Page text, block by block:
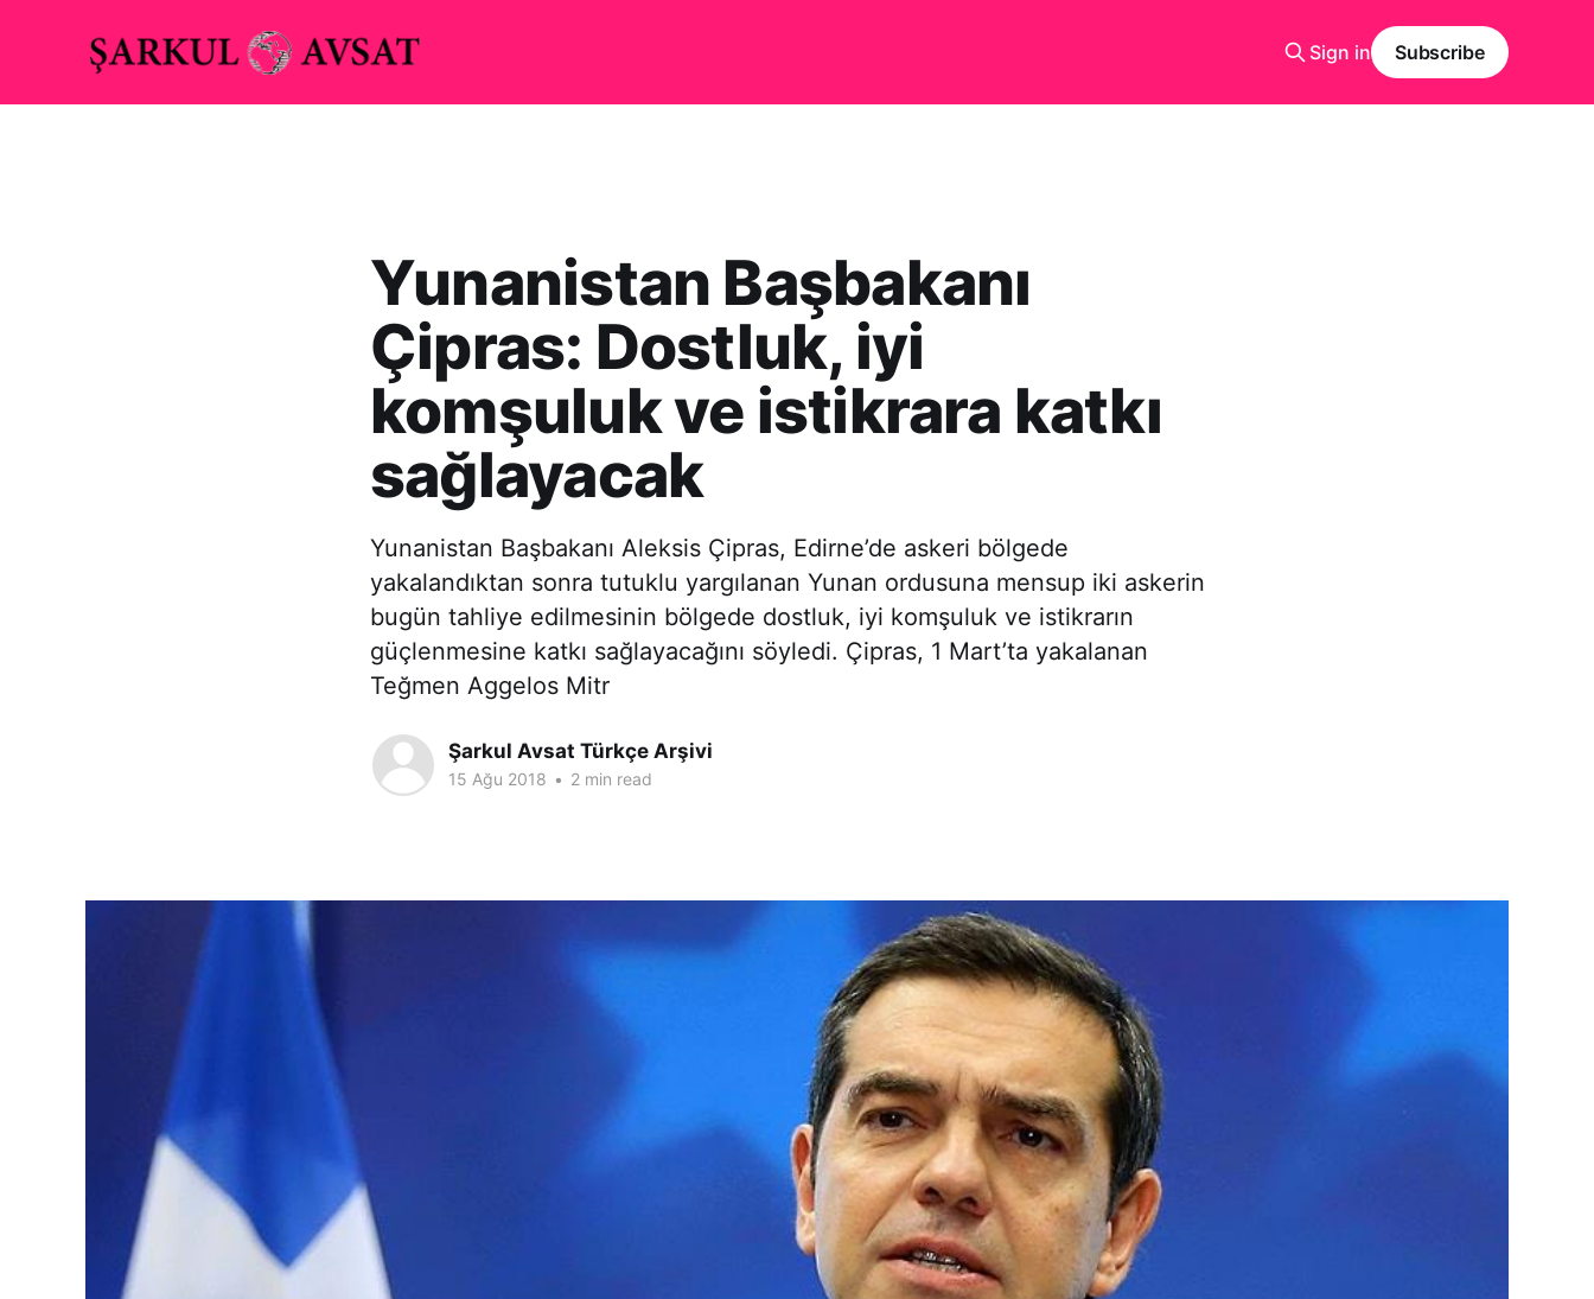
Sign in Subscribe
Yunanistan Başbakanı
Çipras: Dostluk, iyi
komşuluk ve istikrara katkı
sağlayacak
Yunanistan Başbakanı Aleksis Çipras, Edirne’de askeri bölgede
yakalandıktan sonra tutuklu yargılanan Yunan ordusuna mensup iki askerin
bugün tahliye edilmesinin bölgede dostluk, iyi komşuluk ve istikrarın
güçlenmesine katkı sağlayacağını söyledi. Çipras, 1 Mart’ta yakalanan
Teğmen Aggelos Mitr
Şarkul Avsat Türkçe Arşivi
15 Ağu 2018 • 2 min read